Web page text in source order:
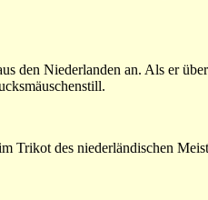
den Niederlanden an. Als er
Trikot des niederländischen